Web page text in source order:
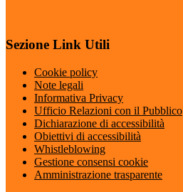
Sezione Link Utili
Cookie policy
Note legali
Informativa Privacy
Ufficio Relazioni con il Pubblico
Dichiarazione di accessibilità
Obiettivi di accessibilità
Whistleblowing
Gestione consensi cookie
Amministrazione trasparente